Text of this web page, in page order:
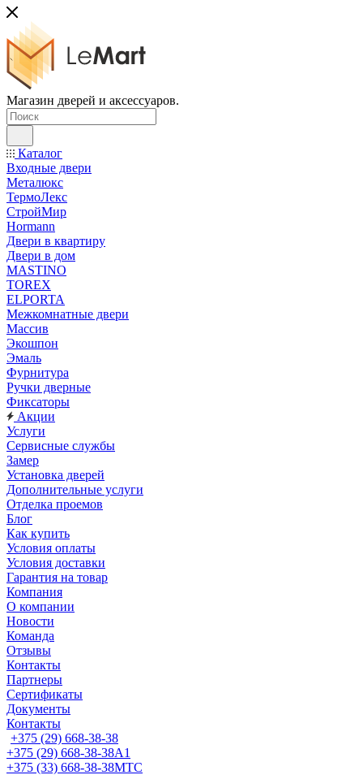
Магазин дверей и аксессуаров.
Каталог
Входные двери
Металюкс
ТермоЛекс
СтройМир
Hormann
Двери в квартиру
Двери в дом
MASTINO
TOREX
ELPORTA
Межкомнатные двери
Массив
Экошпон
Эмаль
Фурнитура
Ручки дверные
Фиксаторы
Акции
Услуги
Сервисные службы
Замер
Установка дверей
Дополнительные услуги
Отделка проемов
Блог
Как купить
Условия оплаты
Условия доставки
Гарантия на товар
Компания
О компании
Новости
Команда
Отзывы
Контакты
Партнеры
Сертификаты
Документы
Контакты
+375 (29) 668-38-38
+375 (29) 668-38-38A1
+375 (33) 668-38-38МТС